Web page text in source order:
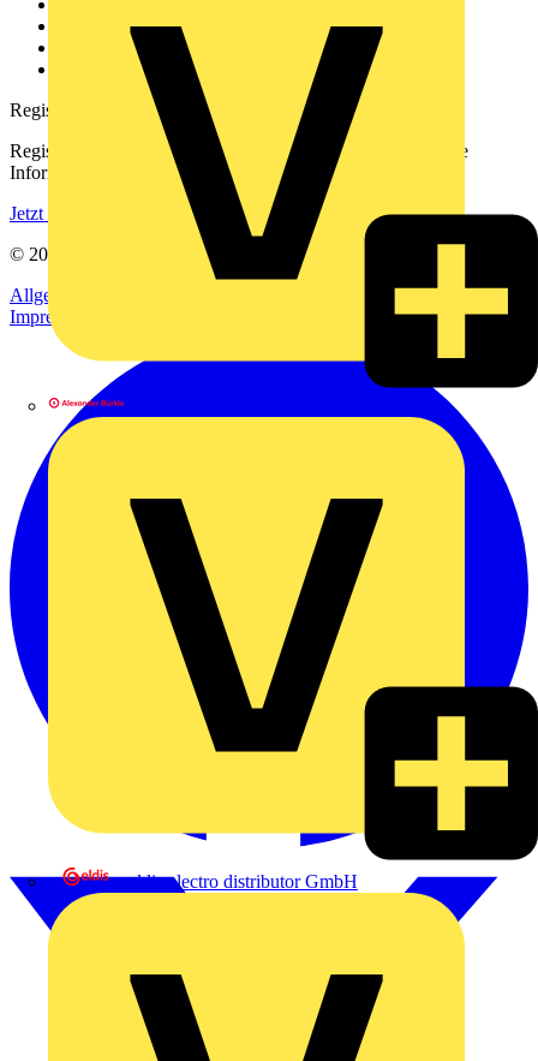
eldis electro distributor GmbH
Downloadbereich (PDFs)
Häufig gestellte Fragen
voltimum.com
Registrierung
Registrieren Sie sich kostenlos und erhalten Sie stets aktuelle
Informationen aus der Elektroindustrie.
Jetzt registrieren
© 2002-
Allgemeine Geschäftsbedingungen
Datenschutzerklärung
Impressum